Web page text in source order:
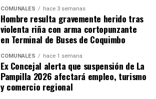
COMUNALES hace 3 semanas
Hombre resulta gravemente herido tras
violenta riña con arma cortopunzante
en Terminal de Buses de Coquimbo
COMUNALES hace 1 semana
Ex Concejal alerta que suspensión de La
Pampilla 2026 afectará empleo, turismo
y comercio regional